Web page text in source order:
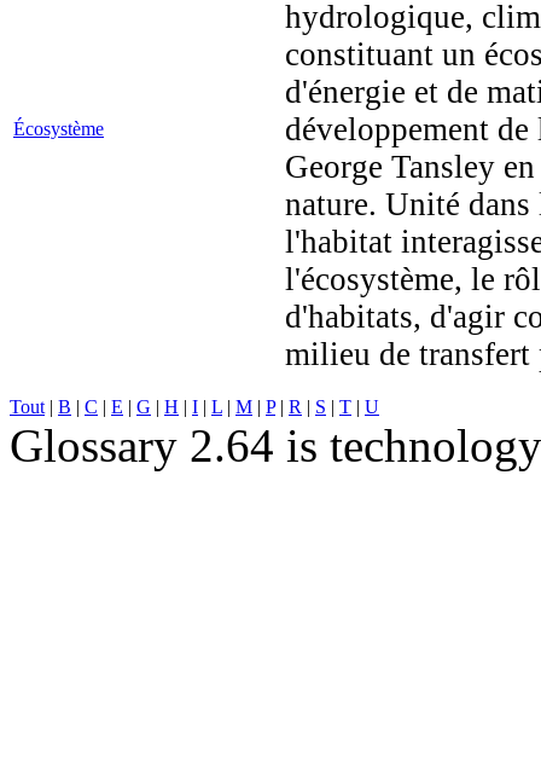
Écosystème
hydrologique,
constituant un
d'énergie et de
développement
George Tansley
nature. Unité
l'habitat
l'écosystème, le
d'habitats, d'agir
milieu de transfert
Tout| B | C | E | G | H | I | L | M | P| R | S | T | U
Glossary 2.64 is